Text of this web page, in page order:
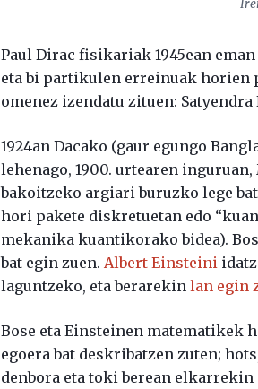
Paul Dirac fisikariak 1945ean
eta bi partikulen erreinuak horien
omenez izendatu zituen:
1924an Dacako (gaur egungo
lehenago, 1900. urtearen
bakoitzeko argiari buruzko lege
hori pakete diskretuetan edo
mekanika kuantikorako bidea).
bat egin zuen.Albert Einsteini
laguntzeko, eta berarekinlan egin
Bose eta Einsteinen matematikek
egoera bat deskribatzen zuten;
denbora eta toki berean